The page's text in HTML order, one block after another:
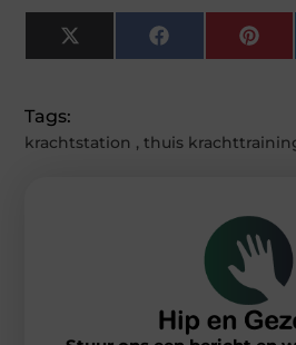
X
(Twitter)
Facebook
Tags:
krachtstation ,thuis